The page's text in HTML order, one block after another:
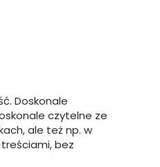
Doskonale
czytelne ze
ale też np. w
bez